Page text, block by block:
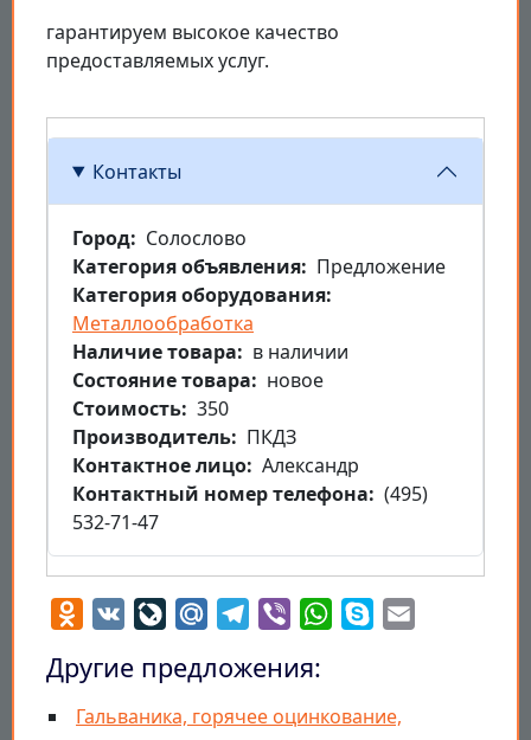
гарантируем высокое качество
предоставляемых услуг.
Контакты
Город
Солослово
Категория объявления
Предложение
Категория оборудования
Металлообработка
Наличие товара
в наличии
Состояние товара
новое
Стоимость 350
Производитель
ПКДЗ
Контактное лицо Александр
Контактный номер телефона
(495)
532-71-47
Odnoklassniki
VK LiveJournal
Mail.RuTelegram
Viber WhatsApp
Skype
Другие предложения:
Гальваника, горячее оцинкование,